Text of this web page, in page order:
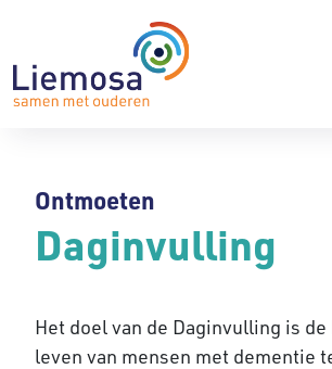
Ontmoeten
Daginvulling
Het doel van de Daginvulling is
leven van mensen met dementie